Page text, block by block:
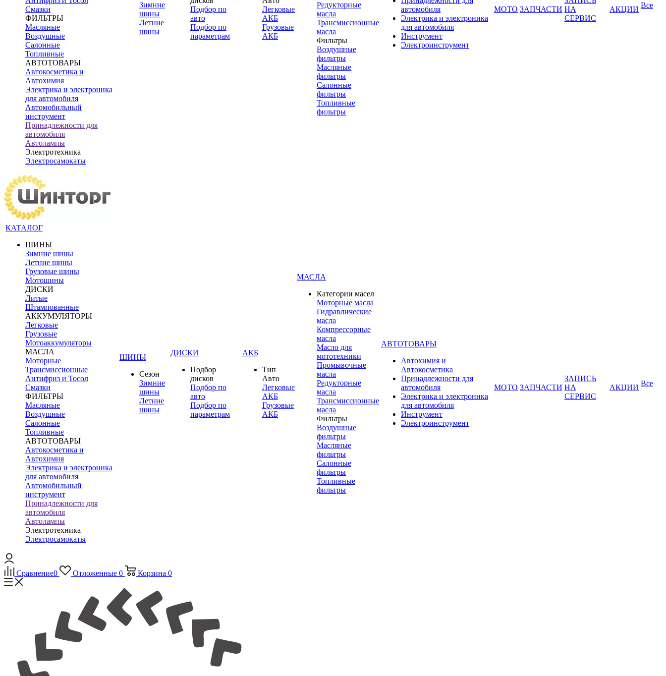
Смазки
ФИЛЬТРЫ
Масляные
Воздушные
Салонные
Топливные
АВТОТОВАРЫ
Автокосметика и
Автохимия
Электрика и электроника
для автомобиля
Автомобильный
инструмент
Принадлежности для
автомобиля
Автолампы
Электротехника
Электросамокаты
Зимние
шины
Летние
шины
Подбор по
авто
Подбор по
параметрам
Легковые
АКБ
Грузовые
АКБ
Редукторные
масла
Трансмиссионные
масла
Фильтры
Воздушные
фильтры
Масляные
фильтры
Салонные
фильтры
Топливные
фильтры
автомобиля
Электрика и электроника
для автомобиля
Инструмент
Электроинструмент
МОТО ЗАПЧАСТИ НА
СЕРВИС
АКЦИИ Все
КАТАЛОГ
ШИНЫ
Зимние шины
Летние шины
Грузовые шины
Мотошины
ДИСКИ
Литые
Штампованные
АККУМУЛЯТОРЫ
Легковые
Грузовые
Мотоаккумуляторы
МАСЛА
Моторные
Трансмиссионные
Антифриз и Тосол
Смазки
ФИЛЬТРЫ
Масляные
Воздушные
Салонные
Топливные
АВТОТОВАРЫ
Автокосметика и
Автохимия
Электрика и электроника
для автомобиля
Автомобильный
инструмент
Принадлежности для
автомобиля
Автолампы
Электротехника
Электросамокаты
ШИНЫ
Сезон
Зимние
шины
Летние
шины
ДИСКИ
Подбор
дисков
Подбор по
авто
Подбор по
параметрам
АКБ
Тип
Авто
Легковые
АКБ
Грузовые
АКБ
МАСЛА
Категории масел
Моторные масла
Гидравлические
масла
Компрессорные
масла
Масло для
мототехники
Промывочные
масла
Редукторные
масла
Трансмиссионные
масла
Фильтры
Воздушные
фильтры
Масляные
фильтры
Салонные
фильтры
Топливные
фильтры
АВТОТОВАРЫ
Автохимия и
Автокосметика
Принадлежности для
автомобиля
Электрика и электроника
для автомобиля
Инструмент
Электроинструмент
МОТО ЗАПЧАСТИ
ЗАПИСЬ
НА
СЕРВИС
АКЦИИ Все
Сравнение0 Отложенные 0 Корзина 0